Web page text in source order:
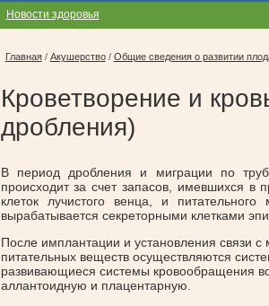
Новости здоровья
Главная/ Акушерство/ Общие сведения о развитии
Кроветворение и
дробления)
В период дробления и миграции по
происходит за счет запасов, имевшихся в
клеток лучистого венца, и
вырабатывается секреторными клетками
После имплантации и установления связи
питательных веществ осуществляются
развивающиеся системы кровообращения
аллантоидную и плацентарную.